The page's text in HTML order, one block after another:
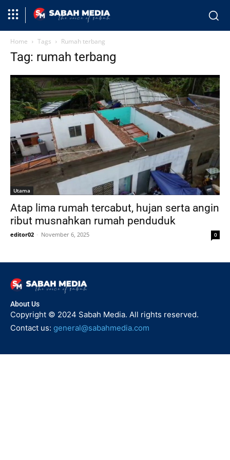
Home Tags Rumah terbang
Tag: rumah terbang
Utama
Atap lima rumah tercabut, hujan serta angin
ribut musnahkan rumah penduduk
editor02 - November 6, 2025 0
About Us
Copyright © 2024 Sabah Media. All rights reserved.
Contact us: general@sabahmedia.com